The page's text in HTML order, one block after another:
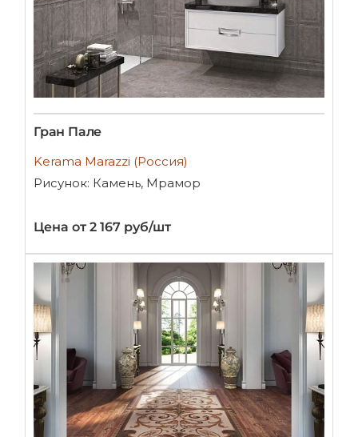
Гран Пале
Kerama Marazzi (Россия)
Рисунок: Камень, Мрамор
Цена от 2 167 руб/шт